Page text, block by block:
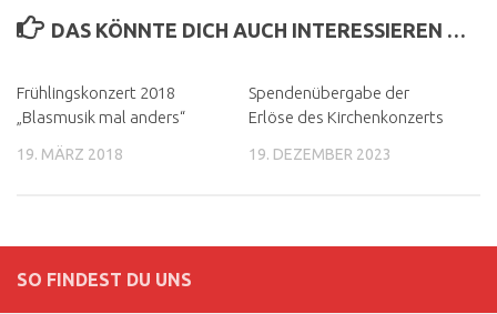
DAS KÖNNTE DICH AUCH INTERESSIEREN …
Frühlingskonzert 2018
„Blasmusik mal anders“
19. MÄRZ 2018
Spendenübergabe der
Erlöse des Kirchenkonzerts
19. DEZEMBER 2023
SO FINDEST DU UNS